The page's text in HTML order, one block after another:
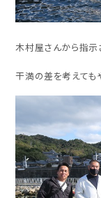
木村屋さんから指示
干満の差を考えても